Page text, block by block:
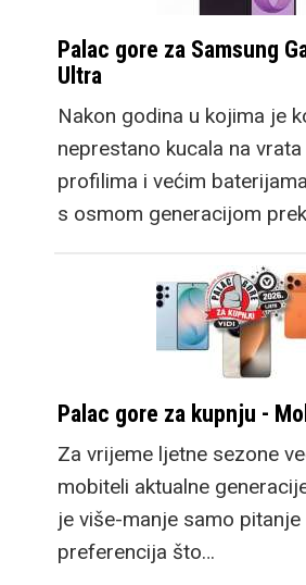
Palac gore za Samsung
Ultra
Nakon godina u kojima je
neprestano kucala na
profilima i većim
s osmom generacijom
Palac gore za kupnju -
Za vrijeme ljetne sezone
mobiteli aktualne
je više-manje samo pitanje
preferencija što…